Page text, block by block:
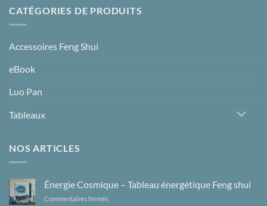
CATÉGORIES DE PRODUITS
Accessoires Feng Shui
eBook
Luo Pan
Tableaux
NOS ARTICLES
Énergie Cosmique – Tableau énergétique Feng shui
Commentaires fermés